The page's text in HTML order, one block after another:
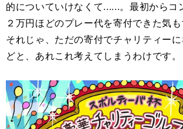
的についていけなくて......。最初からコ
２万円ほどのプレー代を寄付できた気
それじゃ、ただの寄付でチャリティー
どと、あれこれ考えてしまうわけです。